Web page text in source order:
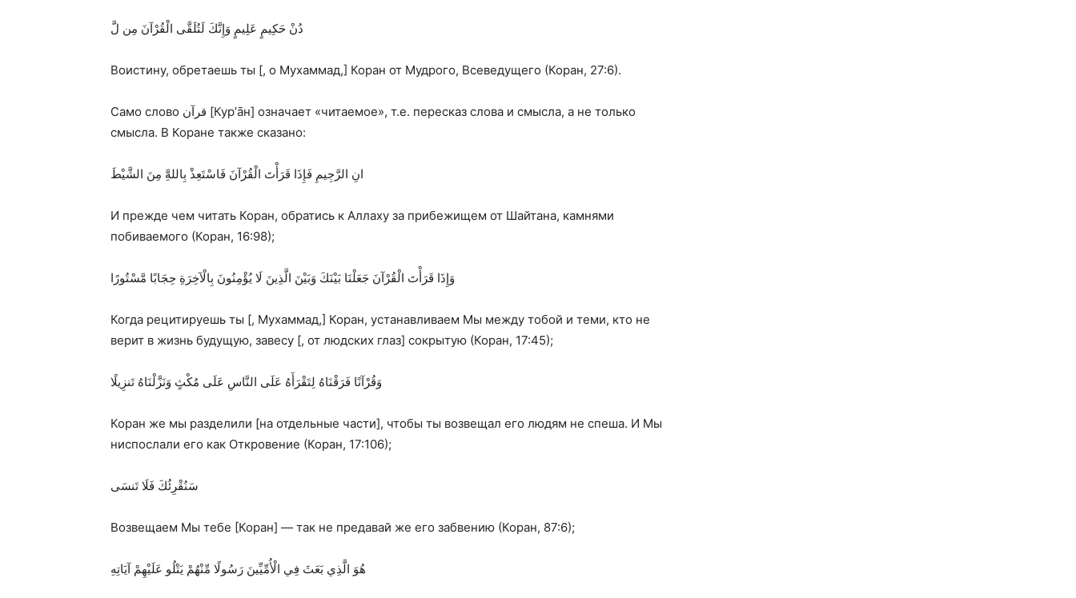
دُنْ حَكِيمٍ عَلِيمٍ وَإِنَّكَ لَتُلَقَّى الْقُرْآنَ مِن لَّ
Воистину, обретаешь ты [, о Мухаммад,] Коран от Мудрого, Всеведущего (Коран, 27:6).
Само слово قرآن [Кур’āн] означает «читаемое», т.е. пересказ слова и смысла, а не только
смысла. В Коране также сказано:
انِ الرَّجِيمِ فَإِذَا قَرَأْتَ الْقُرْآنَ فَاسْتَعِذْ بِاللهَِّ مِنَ الشَّيْطَ
И прежде чем читать Коран, обратись к Аллаху за прибежищем от Шайтана, камнями
побиваемого (Коран, 16:98);
وَإِذَا قَرَأْتَ الْقُرْآنَ جَعَلْنَا بَيْنَكَ وَبَيْنَ الَّذِينَ لَا يُؤْمِنُونَ بِالْآخِرَةِ حِجَابًا مَّسْتُورًا
Когда рецитируешь ты [, Мухаммад,] Коран, устанавливаем Мы между тобой и теми, кто не
верит в жизнь будущую, завесу [, от людских глаз] сокрытую (Коран, 17:45);
وَقُرْآنًا فَرَقْنَاهُ لِتَقْرَأَهُ عَلَى النَّاسِ عَلَى مُكْثٍ وَنَزَّلْنَاهُ تَنزِيلًا
Коран же мы разделили [на отдельные части], чтобы ты возвещал его людям не спеша. И Мы
ниспослали его как Откровение (Коран, 17:106);
سَنُقْرِئُكَ فَلَا تَنسَى
Возвещаем Мы тебе [Коран] — так не предавай же его забвению (Коран, 87:6);
هُوَ الَّذِي بَعَثَ فِي الْأُمِّيِّينَ رَسُولًا مِّنْهُمْ يَتْلُو عَلَيْهِمْ آيَاتِهِ